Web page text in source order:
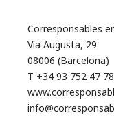
Corresponsables
Vía Augusta, 29
08006 (Barcelona)
T +34 93 752 47 78